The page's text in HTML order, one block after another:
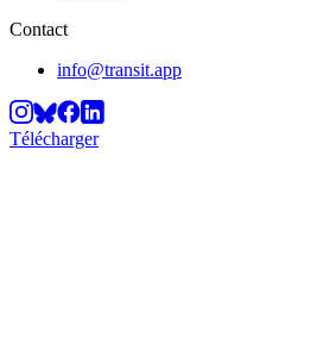
Contact
info@transit.app
Télécharger